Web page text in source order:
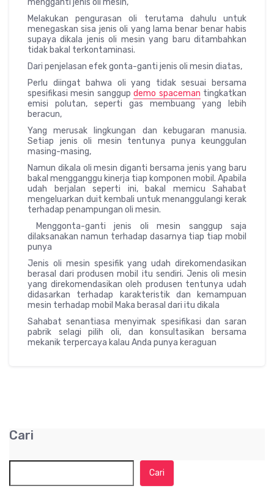
Melakukan pengurasan oli terutama dahulu untuk
menegaskan sisa jenis oli yang lama benar benar habis
supaya dikala jenis oli mesin yang baru ditambahkan
tidak bakal terkontaminasi.
Dari penjelasan efek gonta-ganti jenis oli mesin diatas,
Perlu diingat bahwa oli yang tidak sesuai bersama
spesifikasi mesin sanggupdemo spaceman tingkatkan
emisi polutan, seperti gas membuang yang lebih
beracun,
Yang merusak lingkungan dan kebugaran manusia.
Setiap jenis oli mesin tentunya punya keunggulan
masing-masing,
Namun dikala oli mesin diganti bersama jenis yang baru
bakal mengganggu kinerja tiap komponen mobil. Apabila
udah berjalan seperti ini, bakal memicu Sahabat
mengeluarkan duit kembali untuk menanggulangi kerak
terhadap penampungan oli mesin.
Menggonta-ganti jenis oli mesin sanggup saja
dilaksanakan namun terhadap dasarnya tiap tiap mobil
punya
Jenis oli mesin spesifik yang udah direkomendasikan
berasal dari produsen mobil itu sendiri. Jenis oli mesin
yang direkomendasikan oleh produsen tentunya udah
didasarkan terhadap karakteristik dan kemampuan
mesin terhadap mobil Maka berasal dari itu dikala
Sahabat senantiasa menyimak spesifikasi dan saran
pabrik selagi pilih oli, dan konsultasikan bersama
mekanik terpercaya kalau Anda punya keraguan
Cari
Cari